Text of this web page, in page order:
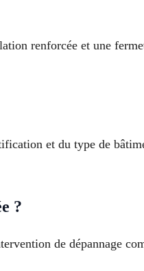
renforcée et une
et du type de
?
de dépannage